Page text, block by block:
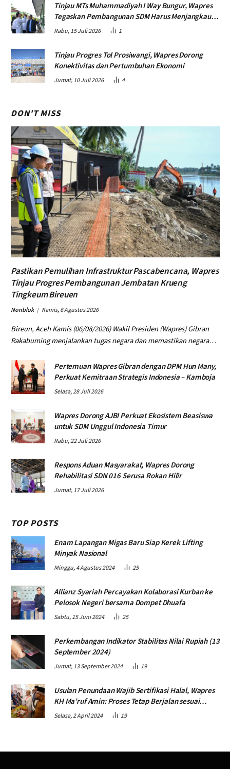
Tinjau MTs Muhammadiyah I Way Bungur, Wapres
Tegaskan Pembangunan SDM Harus Menjangkau
Seluruh Sekolah
Rabu, 15 Juli 2026 1
Tinjau Progres Tol Prosiwangi, Wapres Dorong
Konektivitas dan Pertumbuhan Ekonomi
Jumat, 10 Juli 2026 4
DON'T MISS
Pastikan Pemulihan Infrastruktur Pascabencana, Wapres
Tinjau Progres Pembangunan Jembatan Krueng
Tingkeum Bireuen
Nonblok Kamis, 6 Agustus 2026
Bireun, Aceh Kamis (06/08/2026) Wakil Presiden (Wapres) Gibran
Rakabuming menjalankan tugas negara dan memastikan negara…
Pertemuan Wapres Gibran dengan DPM Hun Many,
Perkuat Kemitraan Strategis Indonesia – Kamboja
Selasa, 28 Juli 2026
Wapres Dorong AJBI Perkuat Ekosistem Beasiswa
untuk SDM Unggul Indonesia Timur
Rabu, 22 Juli 2026
Respons Aduan Masyarakat, Wapres Dorong
Rehabilitasi SDN 016 Serusa Rokan Hilir
Jumat, 17 Juli 2026
TOP POSTS
Enam Lapangan Migas Baru Siap Kerek Lifting
Minyak Nasional
Minggu, 4 Agustus 2024 25
Allianz Syariah Percayakan Kolaborasi Kurban ke
Pelosok Negeri bersama Dompet Dhuafa
Sabtu, 15 Juni 2024 25
Perkembangan Indikator Stabilitas Nilai Rupiah (13
September 2024)
Jumat, 13 September 2024 19
Usulan Penundaan Wajib Sertifikasi Halal, Wapres
KH Ma’ruf Amin: Proses Tetap Berjalan sesuai
Penahapan
Selasa, 2 April 2024 19